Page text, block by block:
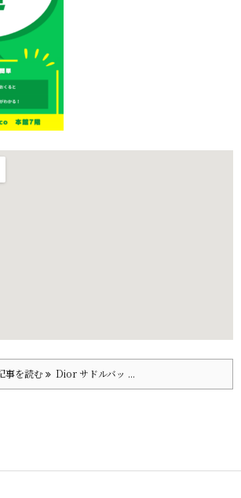
事を読む Dior サドルバッ ...